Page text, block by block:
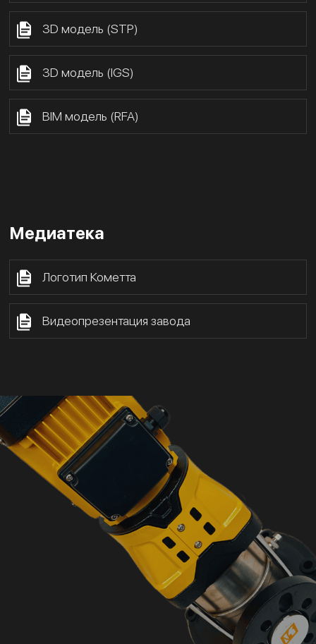
3D модель (STP)
3D модель (IGS)
BIM модель (RFA)
Медиатека
Логотип Кометта
Видеопрезентация завода